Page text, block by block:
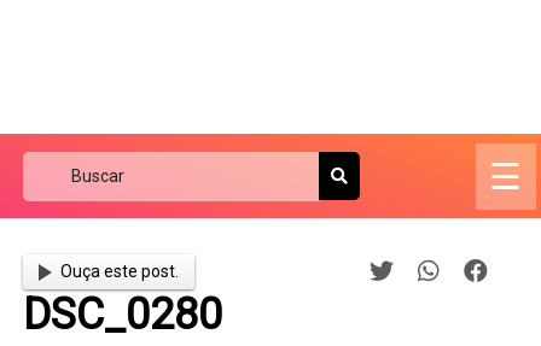
☰
Ouça este post.
DSC_0280